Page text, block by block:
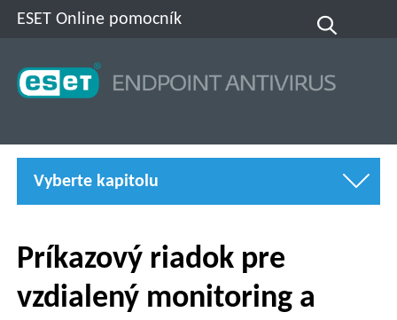
ESET Online pomocník
Vyberte kapitolu
Príkazový riadok pre
vzdialený monitoring a